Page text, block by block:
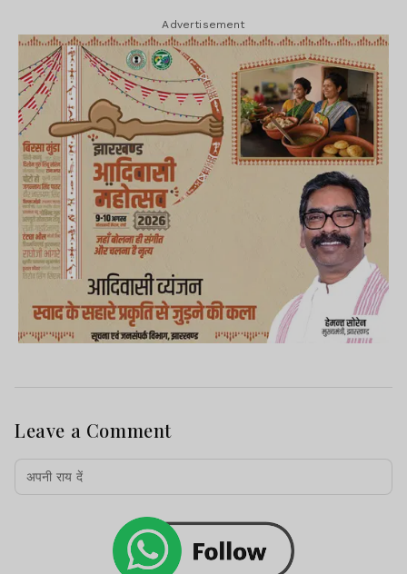
Advertisement
Leave a Comment